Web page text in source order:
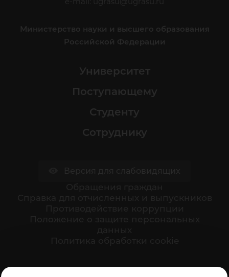
Министерство науки и высшего образования
Российской Федерации
Университет
Поступающему
Студенту
Сотруднику